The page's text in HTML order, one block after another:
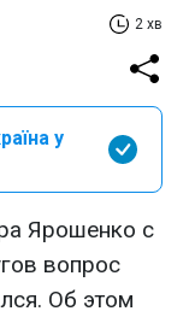
2 хв
у
Ярошенко с
вопрос
Об этом